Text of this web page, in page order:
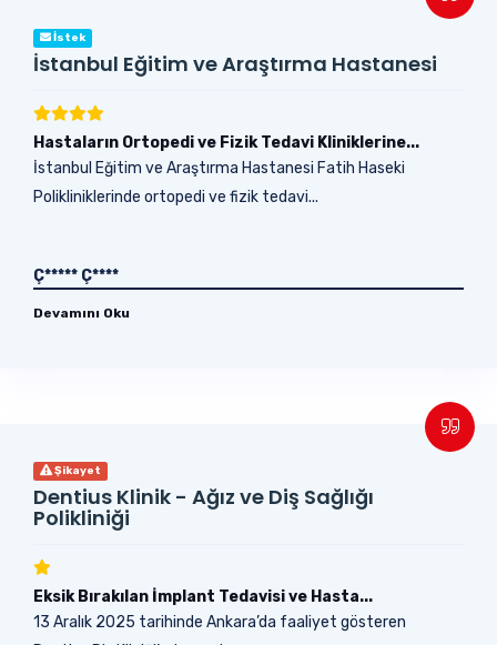
İstek
İstanbul Eğitim ve Araştırma Hastanesi
Hastaların Ortopedi ve Fizik Tedavi Kliniklerine...
İstanbul Eğitim ve Araştırma Hastanesi Fatih Haseki
Polikliniklerinde ortopedi ve fizik tedavi...
Ç***** Ç****
Devamını Oku
Şikayet
Dentius Klinik - Ağız ve Diş Sağlığı
Polikliniği
Eksik Bırakılan İmplant Tedavisi ve Hasta...
13 Aralık 2025 tarihinde Ankara’da faaliyet gösteren